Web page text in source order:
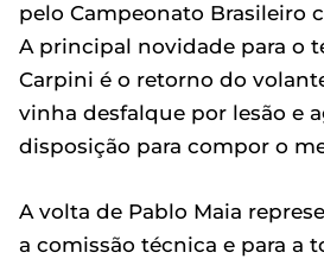
pelo Campeonato Brasileiro
A principal novidade para o
Carpini é o retorno do
vinha desfalque por lesão e
disposição para compor o
A volta de Pablo Maia
a comissão técnica e para a